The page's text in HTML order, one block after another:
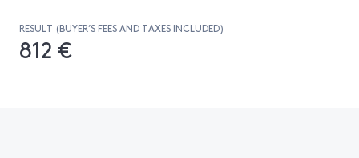
14463/MED H 2861). Cette intaille fait partie d'une
suite de neuf cristaux ayant pour thème la vie du
RESULT (BUYER’S FEES AND TAXES INCLUDED)
812 €